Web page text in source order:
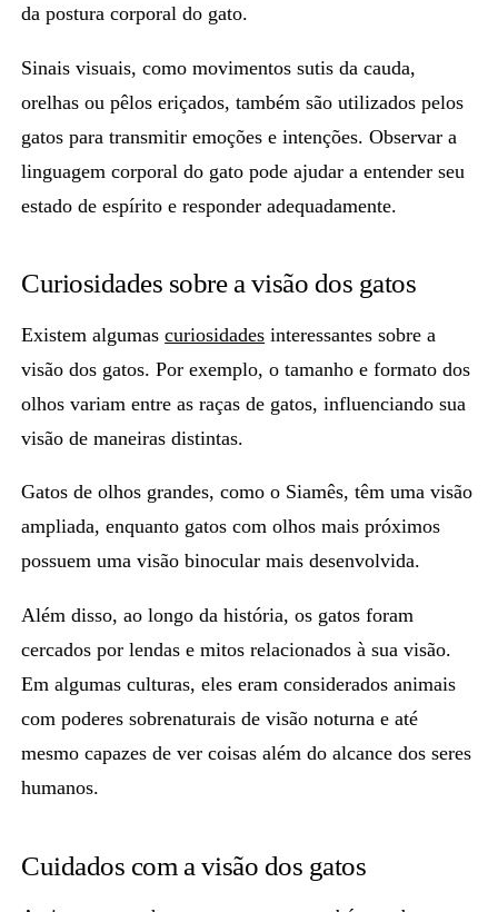
da postura corporal do gato.
Sinais visuais, comomovimentos sutis da cauda,
orelhas ou pêlos eriçados, também são utilizados pelos
gatos para transmitir emoções e intenções. Observar a
linguagem corporal do gato pode ajudar a entender seu
estado de espírito e responder adequadamente.
Curiosidades sobre a visão dos gatos
Existem algumascuriosidades interessantes sobre a
visão dos gatos. Por exemplo, o tamanho e formato dos
olhos variam entre as raças de gatos, influenciando sua
visão de maneiras distintas.
Gatos de olhos grandes, como o Siamês, têm uma visão
ampliada, enquanto gatos com olhos mais próximos
possuem uma visão binocular mais desenvolvida.
Além disso, ao longo da história, os gatos foram
cercados por lendas e mitos relacionados à sua visão.
Em algumas culturas, eles eram considerados animais
com poderes sobrenaturais de visão noturna e até
mesmo capazes de ver coisas além do alcance dos seres
humanos.
Cuidados com a visão dos gatos